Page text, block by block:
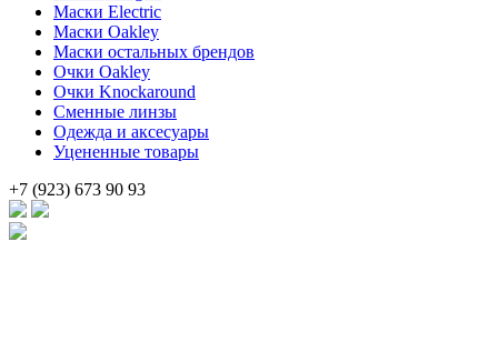
Маски Electric
Маски Oakley
Маски остальных брендов
Очки Oakley
Очки Knockaround
Сменные линзы
Одежда и аксесуары
Уцененные товары
+7 (923) 673 90 93